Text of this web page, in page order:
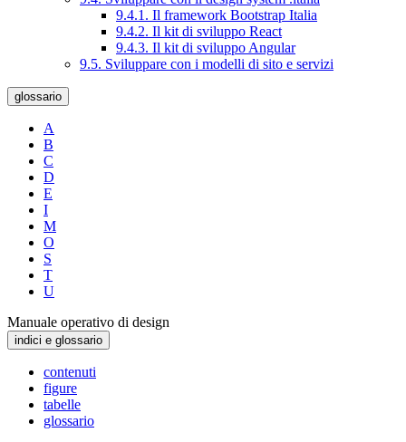
9.4.1. Il framework Bootstrap Italia
9.4.2. Il kit di sviluppo React
9.4.3. Il kit di sviluppo Angular
9.5. Sviluppare con i modelli di sito e servizi
glossario
A
B
C
D
E
I
M
O
S
T
U
Manuale operativo di design
indici e glossario
contenuti
figure
tabelle
glossario